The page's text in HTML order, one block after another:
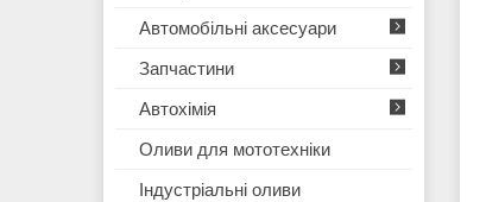
Автомобільні аксесуари
Запчастини
Автохімія
Оливи для мототехнiки
Iндустрiальнi оливи